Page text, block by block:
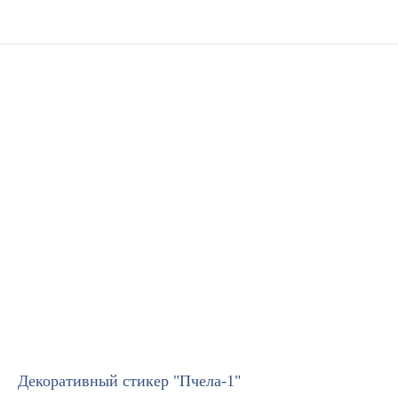
Декоративный стикер "Пчела-1"